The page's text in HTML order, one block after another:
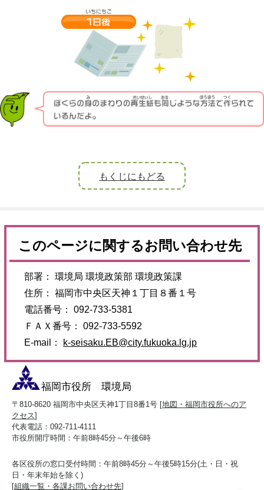
もくじにもどる
このページに関するお問い合わせ先
部署： 環境局 環境政策部 環境政策課
住所： 福岡市中央区天神１丁目８番１号
電話番号： 092-733-5381
ＦＡＸ番号： 092-733-5592
E-mail：
k-seisaku.EB@city.fukuoka.lg.jp
福岡市役所 環境局
〒810-8620 福岡市中央区天神1丁目8番1号 [地図・福岡市役所へのア
クセス]
代表電話：092-711-4111
市役所開庁時間：午前8時45分～午後6時
各区役所の窓口受付時間：午前8時45分～午後5時15分(土・日・祝
日・年末年始を除く)
[組織一覧・各課お問い合わせ先]